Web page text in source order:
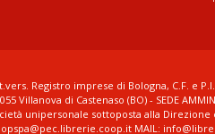
Registro imprese di Bologna, C.F. e
Villanova di Castenaso (BO) - SEDE
unipersonale sottoposta alla
MAIL: